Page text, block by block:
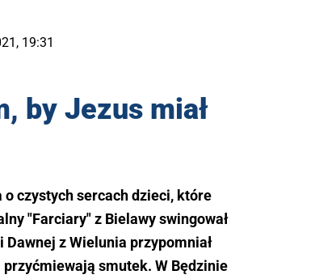
19:31
by Jezus miał
o czystych sercach dzieci, które
"Farciary" z Bielawy swingował
Dawnej z Wielunia przypomniał
smutek. W Będzinie